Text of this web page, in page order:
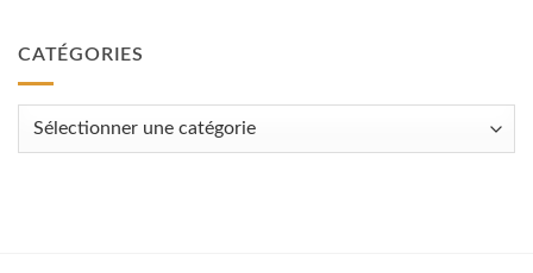
CATÉGORIES
Catégories